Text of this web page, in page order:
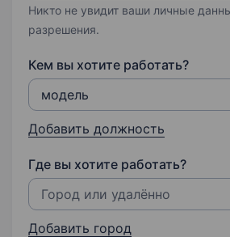
Никто не увидит ваши личные
разрешения.
Кем вы хотите работать?
Добавить должность
Где вы хотите работать?
Добавить город